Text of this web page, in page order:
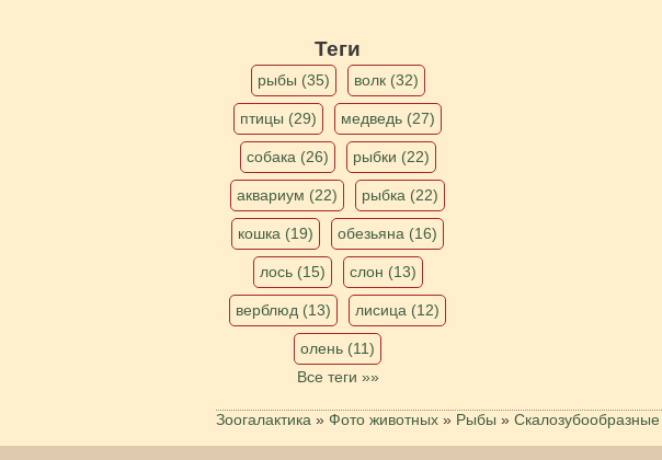
Теги
рыбы (35) волк (32)
птицы (29) медведь (27)
собака (26) рыбки (22)
аквариум (22) рыбка (22)
кошка (19) обезьяна (16)
лось (15) слон (13)
верблюд (13) лисица (12)
олень (11)
Все теги »»
Зоогалактика » Фото животных » Рыбы » Скалозубообразные